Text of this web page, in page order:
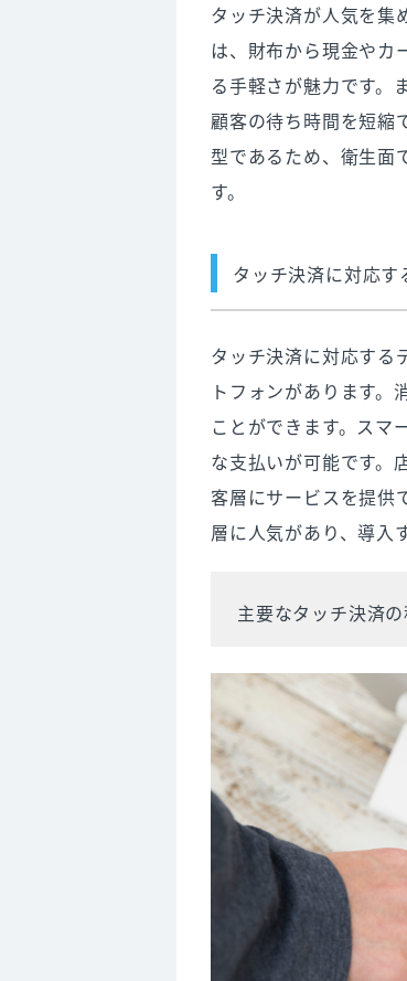
タッチ決済が人気を集
は、財布から現金やカ
る手軽さが魅力です。
顧客の待ち時間を短縮
型であるため、衛生面
す。
タッチ決済に対応す
タッチ決済に対応する
トフォンがあります
ことができます。スマ
な支払いが可能です。
客層にサービスを提供
層に人気があり、導入
主要なタッチ決済